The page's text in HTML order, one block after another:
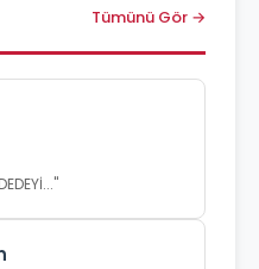
Tümünü Gör →